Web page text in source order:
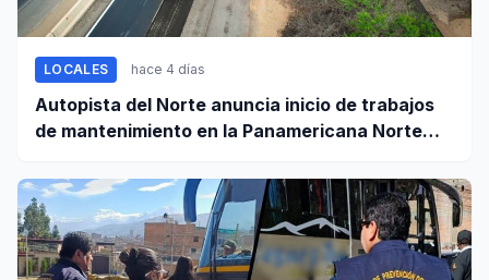
LOCALES hace 4 días
Autopista del Norte anuncia inicio de trabajos
de mantenimiento en la Panamericana Norte